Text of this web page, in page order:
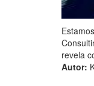
revela
Autor: